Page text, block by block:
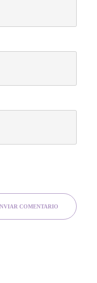
COMENTARIO